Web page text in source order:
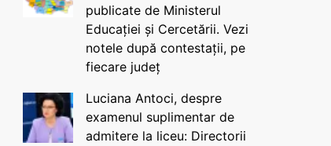
publicate de Ministerul
Educației și Cercetării. Vezi
notele după contestații, pe
fiecare județ
Luciana Antoci, despre
examenul suplimentar de
admitere la liceu: Directorii